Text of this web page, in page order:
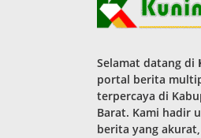
Selamat datang di
portal berita
terpercaya di
Barat. Kami hadir
berita yang